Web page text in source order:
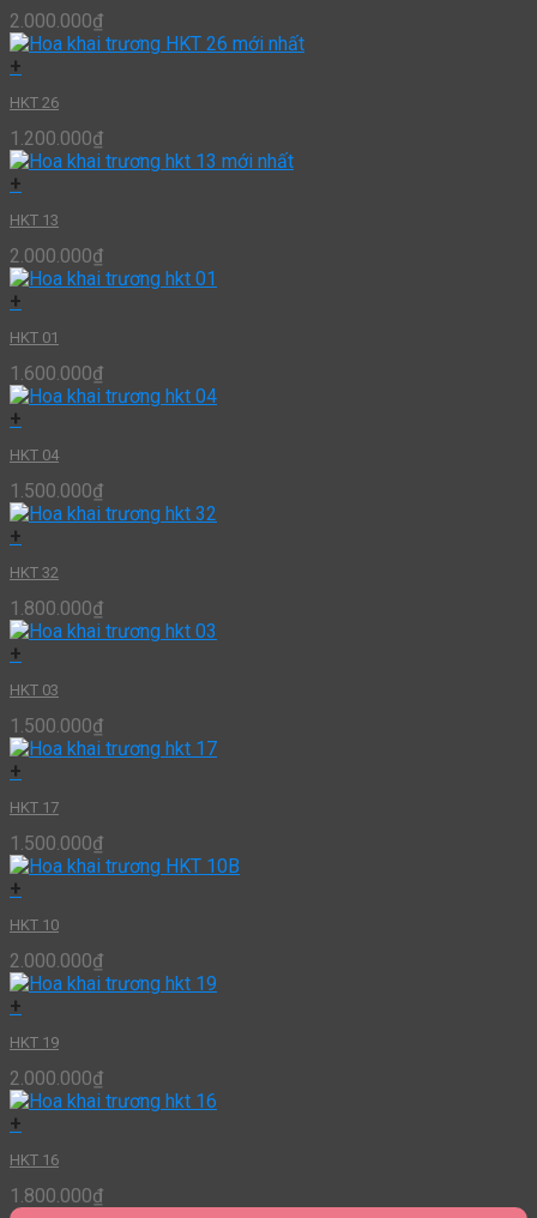
2.000.000₫
+
HKT 26
1.200.000₫
+
HKT 13
2.000.000₫
+
HKT 01
1.600.000₫
+
HKT 04
1.500.000₫
+
HKT 32
1.800.000₫
+
HKT 03
1.500.000₫
+
HKT 17
1.500.000₫
+
HKT 10
2.000.000₫
+
HKT 19
2.000.000₫
+
HKT 16
1.800.000₫